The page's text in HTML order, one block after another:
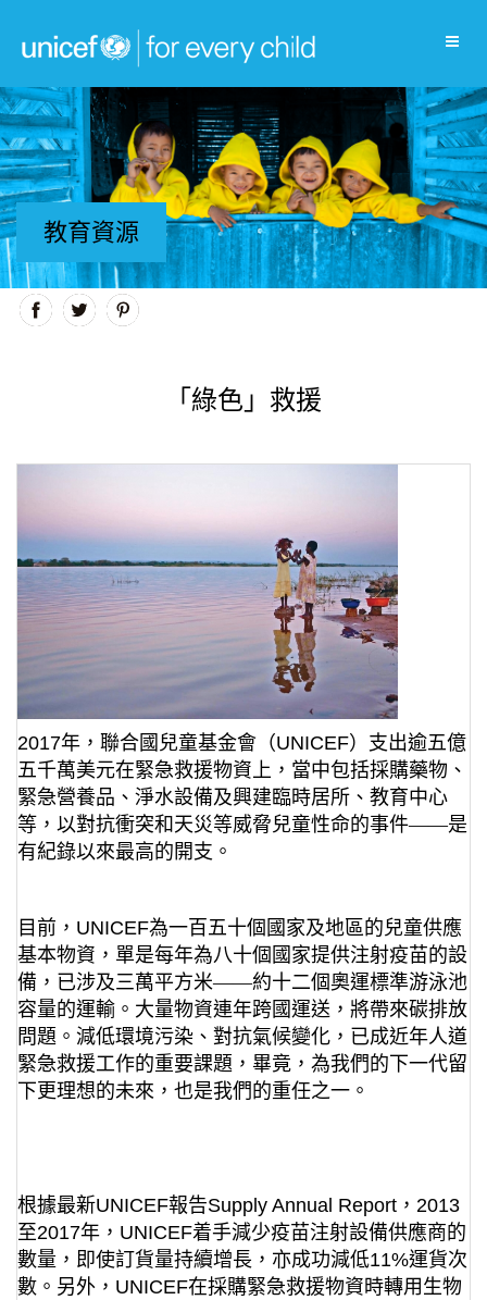
教育資源
「綠色」救援
2017年，聯合國兒童基金會（UNICEF）支出逾五億
五千萬美元在緊急救援物資上，當中包括採購藥物、
緊急營養品、淨水設備及興建臨時居所、教育中心
等，以對抗衝突和天災等威脅兒童性命的事件——是
有紀錄以來最高的開支。
目前， UNICEF為一百五十個國家及地區的兒童供應
基本物資，單是每年為八十個國家提供注射疫苗的設
備，已涉及三萬平方米——約十二個奧運標準游泳池
容量的運輸。大量物資連年跨國運送，將帶來碳排放
問題。減低環境污染、對抗氣候變化，已成近年人道
緊急救援工作的重要課題，畢竟，為我們的下一代留
下更理想的未來，也是我們的重任之一。
根據最新UNICEF報告Supply Annual Report ， 2013
至2017年， UNICEF着手減少疫苗注射設備供應商的
數量，即使訂貨量持續增長，亦成功減低11%運貨次
數。另外， UNICEF在採購緊急救援物資時轉用生物